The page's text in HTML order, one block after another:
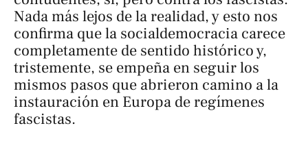
Nada más lejos de la realidad, y esto nos
confirma que la socialdemocracia carece
completamente de sentido histórico y,
tristemente, se empeña en seguir los
mismos pasos que abrieron camino a la
instauración en Europa de regímenes
fascistas.